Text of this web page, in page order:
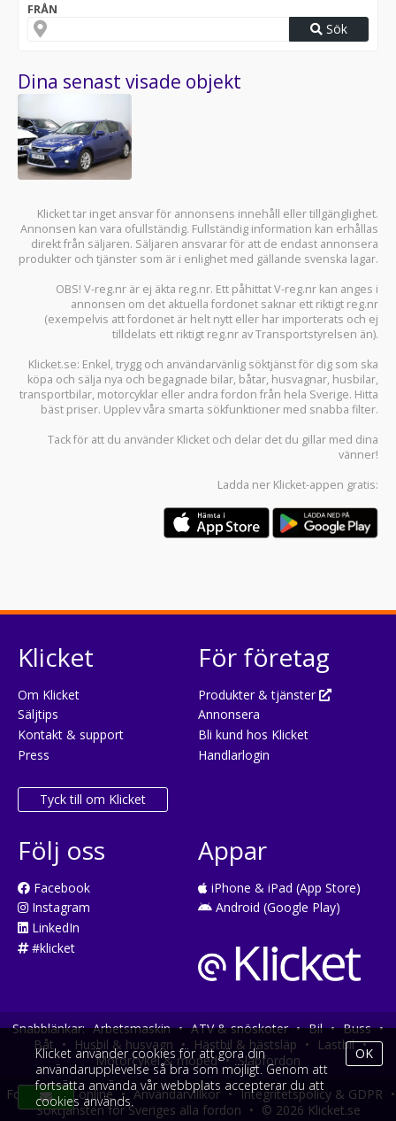
FRÅN
Sök
Dina senast visade objekt
Klicket tar inget ansvar för annonsens innehåll eller tillgänglighet.
Annonsen kan vara ofullständig. Fullständig information kan erhållas
direkt från säljaren. Säljaren ansvarar för att de endast annonsera
produkter och tjänster som är i enlighet med gällande svenska lagar.
OBS! V-reg.nr är ej äkta reg.nr. Ett påhittat V-reg.nr kan anges i
annonsen om det aktuella fordonet saknar ett riktigt reg.nr
(exempelvis att fordonet är helt nytt eller har importerats och ej
tilldelats ett riktigt reg.nr av Transportstyrelsen än).
Klicket.se: Enkel, trygg och användarvänlig söktjänst för dig som ska
köpa och sälja nya och begagnade bilar, båtar, husvagnar, husbilar,
transportbilar, motorcyklar eller andra fordon från hela Sverige. Hitta
bäst priser. Upplev våra smarta sökfunktioner med snabba filter.
Tack för att du använder Klicket och delar det du gillar med dina
vänner!
Ladda ner Klicket-appen gratis:
Klicket
Om Klicket
Säljtips
Kontakt & support
Press
Tyck till om Klicket
För företag
Produkter & tjänster
Annonsera
Bli kund hos Klicket
Handlarlogin
Följ oss
Facebook
Instagram
LinkedIn
#klicket
Appar
iPhone & iPad (App Store)
Android (Google Play)
Snabblänkar: Arbetsmaskin • ATV & snöskoter • Bil • Buss •
Båt • Husbil & husvagn • Hästbil & hästsläp • Lastbil •
Motorcykel & moped • Släpfordon
Fordonsköp online • Användarvillkor • Integritetspolicy & GDPR •
Söktjänsten för Sveriges alla fordon • © 2026 Klicket.se
Klicket använder cookies för att göra din
användarupplevelse så bra som möjligt. Genom att
fortsätta använda vår webbplats accepterar du att
cookies används.
OK